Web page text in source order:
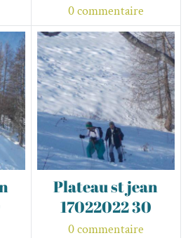
0 commentaire
Plateau st jean
17022022 30
0 commentaire